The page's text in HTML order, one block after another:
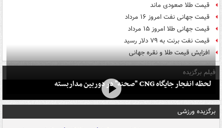
قیمت طلا صعودی ماند
قیمت جهانی نفت امروز ۱۶ مرداد
قیمت جهانی طلا امروز ۱۵ مرداد
قیمت نفت برنت به ۷۹ دلار رسید
افزایش قیمت طلا و نقره جهانی
فیلم برگزیده
لحظه انفجار جایگاه CNG "صحنه" در دوربین مداربسته
برگزیده ورزشی